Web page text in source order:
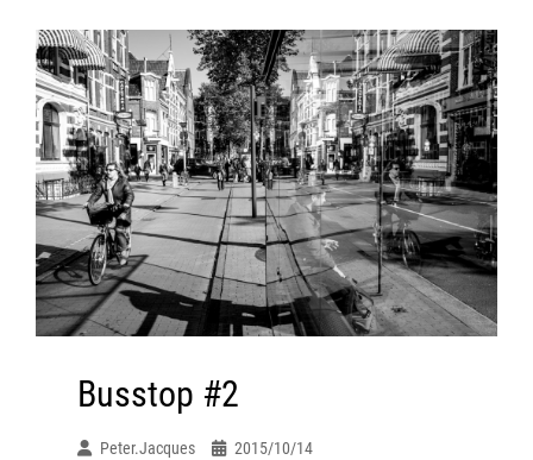
Busstop #2
Peter.jacques 2015/10/14